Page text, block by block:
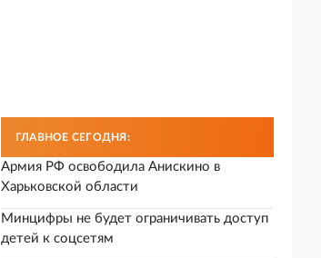
ГЛАВНОЕ СЕГОДНЯ:
Армия РФ освободила Анискино в
Харьковской области
Минцифры не будет ограничивать доступ
детей к соцсетям